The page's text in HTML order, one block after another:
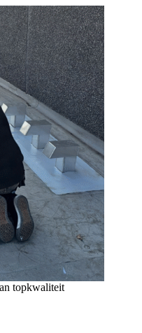
topkwaliteit